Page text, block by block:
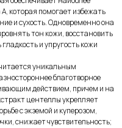
которая помогает избежать
и сухость. Одновременно она
тон кожи, восстановить
и упругость кожи
уникальным
благотворное
действием, причем и на
центеллы укрепляет
с экземой и куперозом,
снижает чувствительность;